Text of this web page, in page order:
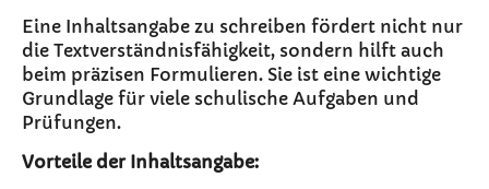
Eine Inhaltsangabe zu schreiben fördert nicht nur
die Textverständnisfähigkeit, sondern hilft auch
beim präzisen Formulieren. Sie ist eine wichtige
Grundlage für viele schulische Aufgaben und
Prüfungen.
Vorteile der Inhaltsangabe: